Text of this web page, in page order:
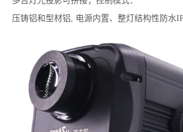
压铸铝和型材铝, 电源内置、整灯结构性防水